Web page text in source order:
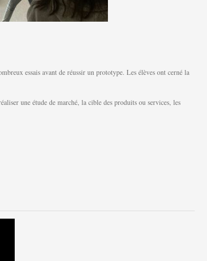
essais avant de réussir un prototype. Les élèves ont cerné la
une étude de marché, la cible des produits ou services, les